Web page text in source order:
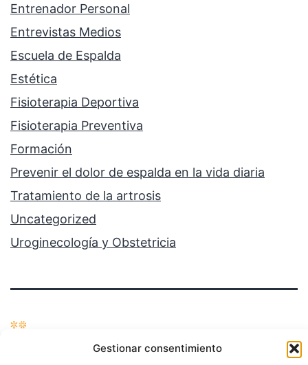
Gestionar consentimiento
Entrenador Personal
Entrevistas Medios
Escuela de Espalda
Estética
Fisioterapia Deportiva
Fisioterapia Preventiva
Formación
Prevenir el dolor de espalda en la vida diaria
Tratamiento de la artrosis
Uncategorized
Uroginecología y Obstetricia